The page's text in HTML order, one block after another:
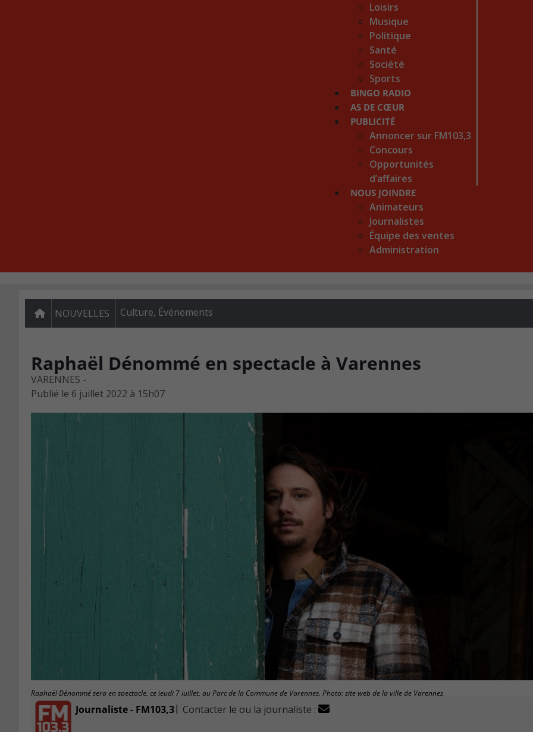
Loisirs
Musique
Politique
Santé
Société
Sports
BINGO RADIO
AS DE CŒUR
PUBLICITÉ
Annoncer sur FM103,3
Concours
Opportunités
d’affaires
NOUS JOINDRE
Animateurs
Journalistes
Équipe des ventes
Administration
NOUVELLES Culture, Événements
Raphaël Dénommé en spectacle à Varennes
VARENNES -
Publié le 6 juillet 2022 à 15h07
Raphaël Dénommé sera en spectacle, ce jeudi 7 juillet, au Parc de la Commune de Varennes. Photo: site web de la ville de Varennes
Journaliste - FM103,3| Contacter le ou la journaliste :